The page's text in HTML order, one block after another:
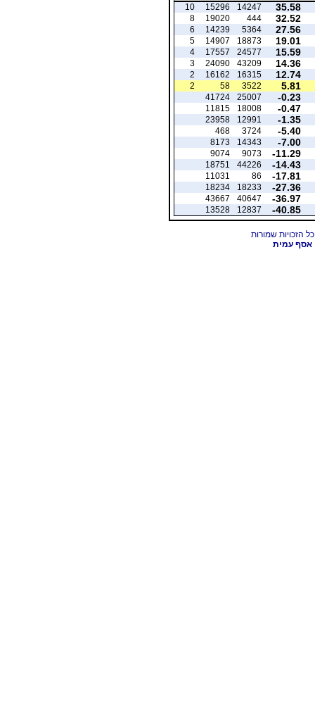
35.58
14247
15296
10
32.52
444
19020
8
27.56
5364
14239
6
19.01
18873
14907
5
15.59
24577
17557
4
14.36
43209
24090
3
12.74
16315
16162
2
5.81
3522
58
2
-0.23
25007
41724
-0.47
18008
11815
-1.35
12991
23958
-5.40
3724
468
-7.00
14343
8173
-11.29
9073
9074
-14.43
44226
18751
-17.81
86
11031
-27.36
18233
18234
-36.97
40647
43667
-40.85
12837
13528
אסף עמית